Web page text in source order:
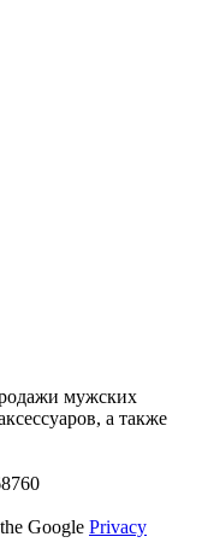
мужских
а также
Google Privacy